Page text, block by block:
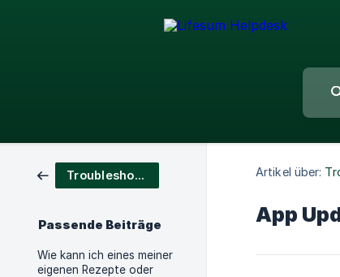
Troubleshooting
Passende Beiträge
Wie kann ich eines meiner
eigenen Rezepte oder
Artikel über:
App